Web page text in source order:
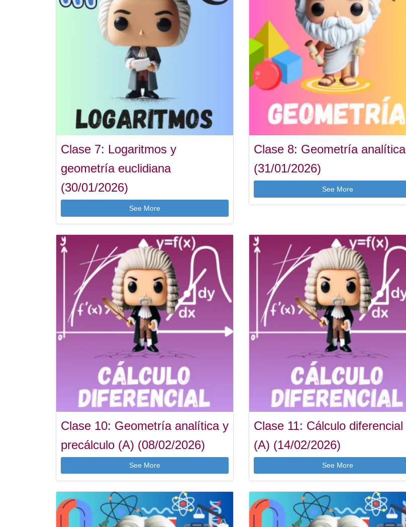
Clase 7: Logaritmos y
geometría euclidiana
(30/01/2026)
See More
Clase 8: Geometría analítica
(31/01/2026)
See More
Clase 10: Geometría analítica y
precálculo (A) (08/02/2026)
See More
Clase 11: Cálculo diferencial
(A) (14/02/2026)
See More